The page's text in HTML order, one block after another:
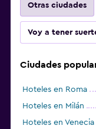
Estacionamiento
Servicio de traslado
Sistema de
Otras ciudades
Voy a tener
Ciudades
Hoteles en Roma
Hoteles en Milán
Hoteles en Venecia